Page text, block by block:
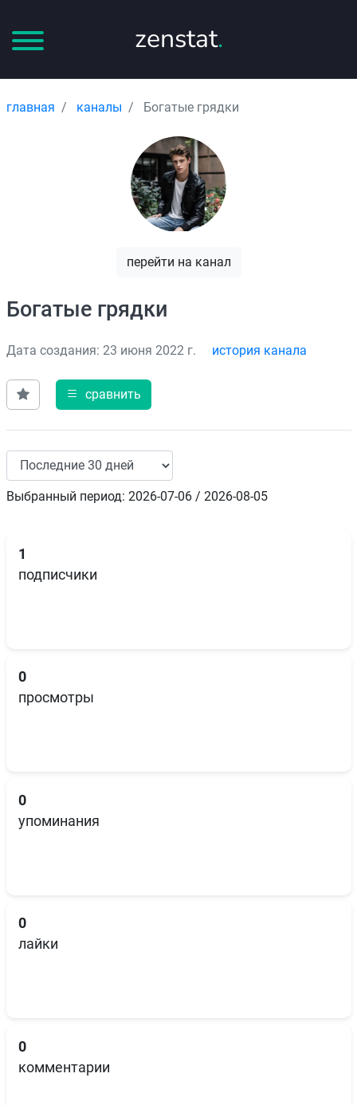
zenstat.
главная каналы Богатые грядки
перейти на канал
Богатые грядки
Дата создания: 23 июня 2022 г. история канала
сравнить
Выбранный период: 2026-07-06 / 2026-08-05
1
подписчики
0
просмотры
0
упоминания
0
лайки
0
комментарии